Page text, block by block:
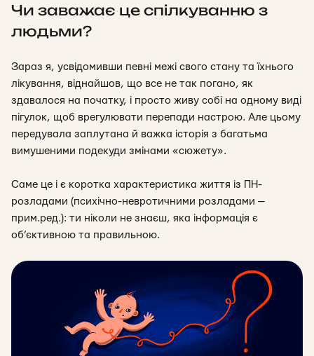
Чи заважає це спілкуванню з
людьми?
Зараз я, усвідомивши певні межі свого стану та їхнього
лікування, віднайшов, що все не так погано, як
здавалося на початку, і просто живу собі на одному виді
пігулок, щоб врегулювати перепади настрою. Але цьому
передувала заплутана й важка історія з багатьма
вимушеними подекуди змінами «сюжету».
Саме це і є коротка характеристика життя із ПН-
розладами (психічно-невротичними розладами —
прим.ред.): ти ніколи не знаєш, яка інформація є
об’єктивною та правильною.